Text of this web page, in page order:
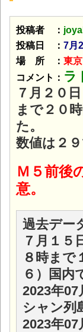
投稿者 ：
投稿日 ： 7月
場 所 ： 東京
コメント： ラ
７月２０
まで２０
た。
数値は２９
Ｍ５前後
意。
過去デー
７月１５
８時まで
６）
国内
2023年
シャン
2023年